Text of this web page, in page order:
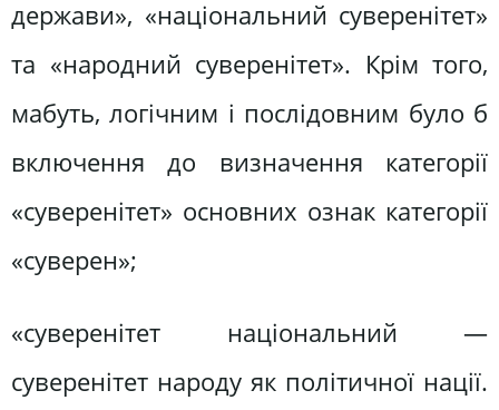
держави», «національний суверенітет»
та «народний суверенітет». Крім того,
мабуть, логічним і послідовним було б
включення до визначення категорії
«суверенітет» основних ознак категорії
«суверен»;
«суверенітет національний —
суверенітет народу як політичної нації.